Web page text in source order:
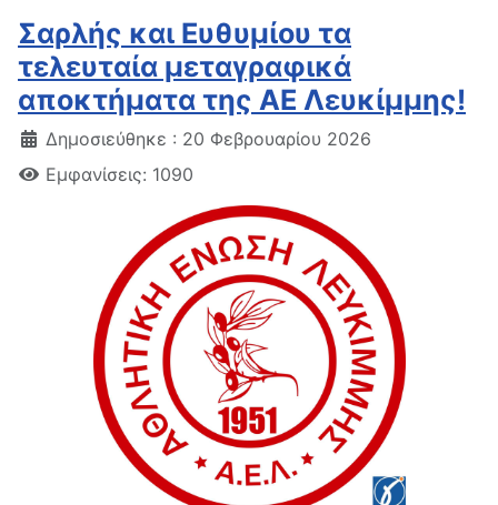
Σαρλής και Ευθυμίου τα
τελευταία μεταγραφικά
αποκτήματα της ΑΕ Λευκίμμης!
Δημοσιεύθηκε : 20 Φεβρουαρίου 2026
Εμφανίσεις: 1090